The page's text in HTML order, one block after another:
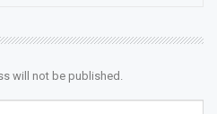
will not be published.